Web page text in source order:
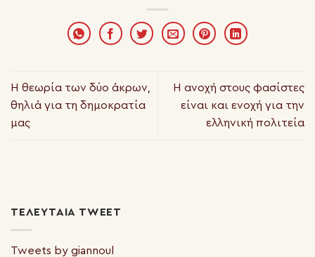
Η θεωρία των δύο άκρων,
θηλιά για τη δημοκρατία
μας
Η ανοχή στους φασίστες
είναι και ενοχή για την
ελληνική πολιτεία
ΤΕΛΕΥΤΑΊΑ TWEET
Tweets by giannoul